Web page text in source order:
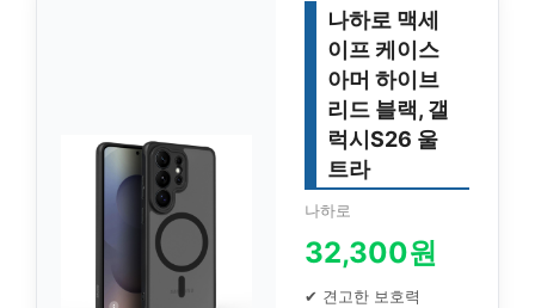
나하로 맥세
이프 케이스
아머 하이브
리드 블랙, 갤
럭시S26 울
트라
나하로
32,300원
✔ 견고한 보호력